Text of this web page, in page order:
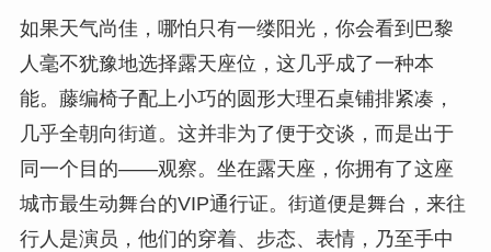
如果天气尚佳，哪怕只有一缕阳光，你会看到巴黎
人毫不犹豫地选择露天座位，这几乎成了一种本
能。藤编椅子配上小巧的圆形大理石桌铺排紧凑，
几乎全朝向街道。这并非为了便于交谈，而是出于
同一个目的——观察。坐在露天座，你拥有了这座
城市最生动舞台的VIP通行证。街道便是舞台，来往
行人是演员，他们的穿着、步态、表情，乃至手中